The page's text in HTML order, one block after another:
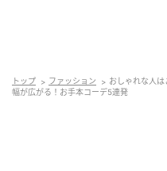
す。ルーズな着こなしで
感で大人っぽさをしっか
トップ ファッション
おしゃれな人
幅が広がる！お手本コーデ5連発